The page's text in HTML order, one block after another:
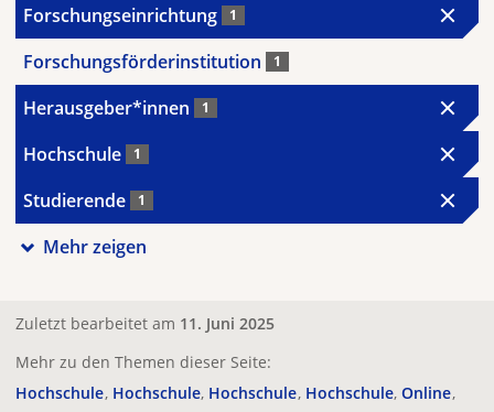
Forschungseinrichtung 1
Forschungsförderinstitution 1
Herausgeber*innen 1
Hochschule 1
Studierende 1
Mehr zeigen
Zuletzt bearbeitet am 11. Juni 2025
Mehr zu den Themen dieser Seite:
Hochschule Hochschule Hochschule Hochschule Online